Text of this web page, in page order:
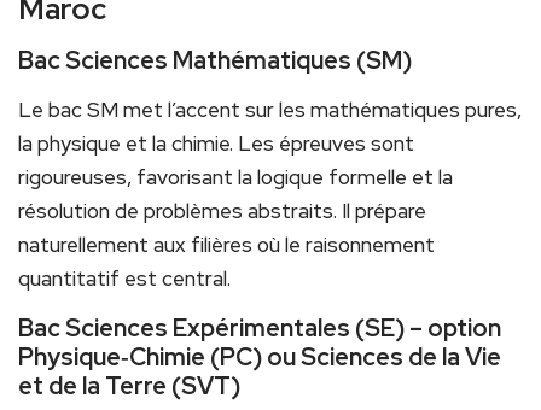
Maroc
Bac Sciences Mathématiques (SM)
Le bac SM met l’accent sur les mathématiques pures,
la physique et la chimie. Les épreuves sont
rigoureuses, favorisant la logique formelle et la
résolution de problèmes abstraits. Il prépare
naturellement aux filières où le raisonnement
quantitatif est central.
Bac Sciences Expérimentales (SE) – option
Physique‑Chimie (PC) ou Sciences de la Vie
et de la Terre (SVT)